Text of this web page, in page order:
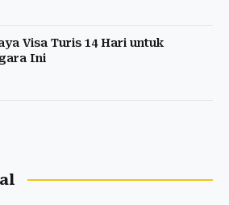
Visa Turis 14 Hari untuk
Ini